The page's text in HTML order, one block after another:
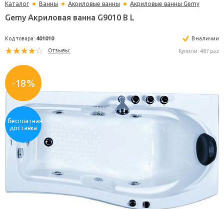
Каталог Ванны Акриловые ванны Акриловые ванны Gemy
-18%
бесплатная
доставка
Gemy Акриловая ванна G9010 B L